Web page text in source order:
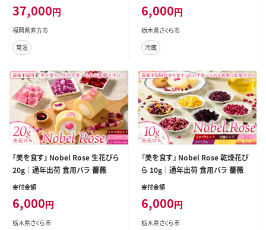
37,000円
福岡県直方市
常温
6,000円
栃木県さくら市
冷蔵
『美を食す』 Nobel Rose 生花びら
20g｜通年出荷 食用バラ 薔薇
寄付金額
6,000円
栃木県さくら市
『美を食す』 Nobel Rose 乾燥花び
ら 10g｜通年出荷 食用バラ 薔薇
寄付金額
6,000円
栃木県さくら市